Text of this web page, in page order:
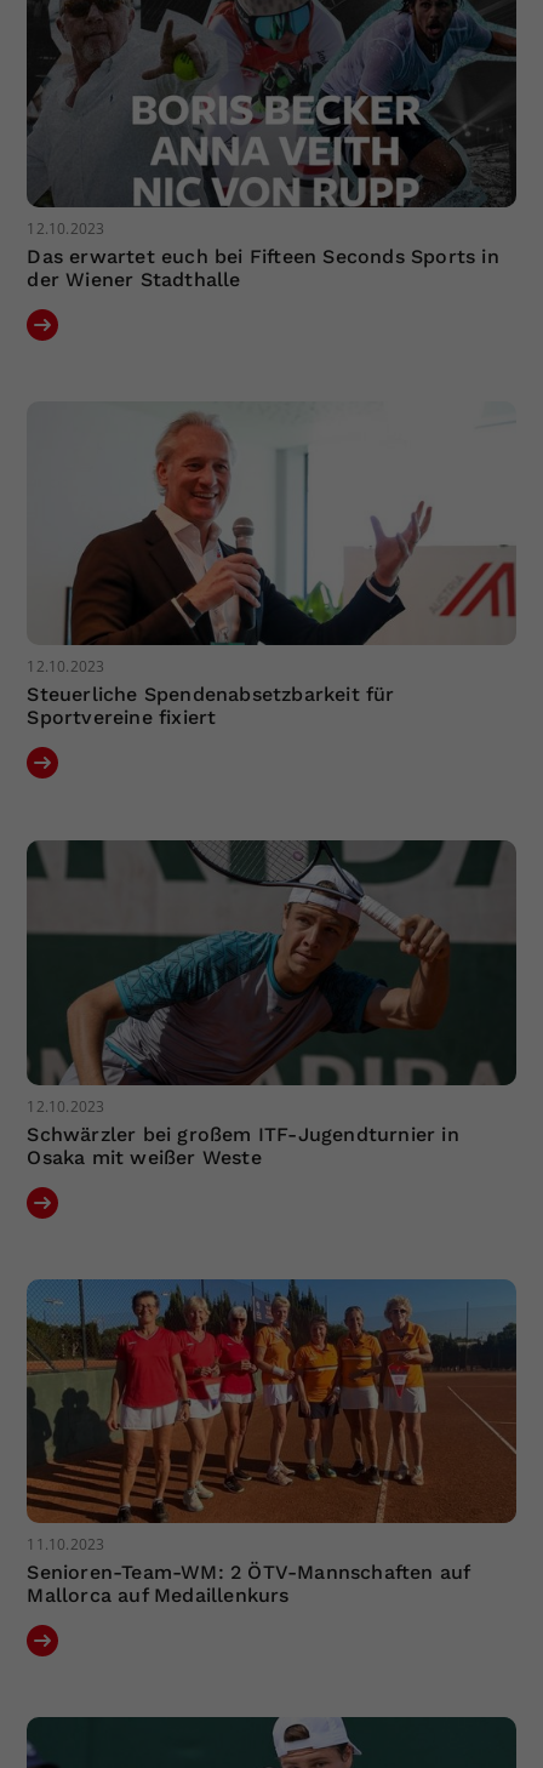
12.10.2023
Das erwartet euch bei Fifteen Seconds Sports in
der Wiener Stadthalle
12.10.2023
Steuerliche Spendenabsetzbarkeit für
Sportvereine fixiert
12.10.2023
Schwärzler bei großem ITF-Jugendturnier in
Osaka mit weißer Weste
11.10.2023
Senioren-Team-WM: 2 ÖTV-Mannschaften auf
Mallorca auf Medaillenkurs